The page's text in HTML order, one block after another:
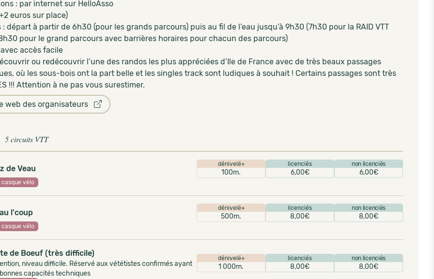
: par internet sur HelloAsso
euros sur place)
: départ à partir de 6h30 (pour les grands parcours) puis au fil de l’eau jusqu’à 9h30 (7h30 pour la RAID VTT
pour le grand parcours avec barrières horaires pour chacun des parcours)
accès facile
ou redécouvrir l’une des randos les plus appréciées d’Ile de France avec de très beaux passages
où les sous-bois ont la part belle et les singles track sont ludiques à souhait ! Certains passages sont très
!!! Attention à ne pas vous surestimer.
web des organisateurs
5 circuits VTT
de Veau dénivelé+
100m.
licenciés
6,00€
non licenciés
6,00€
casque vélo
l'coup dénivelé+
500m.
licenciés
8,00€
non licenciés
8,00€
casque vélo
de Boeuf (très difficile)
niveau difficile. Réservé aux vététistes confirmés ayant
capacités techniques
dénivelé+
1 000m.
licenciés
8,00€
non licenciés
8,00€